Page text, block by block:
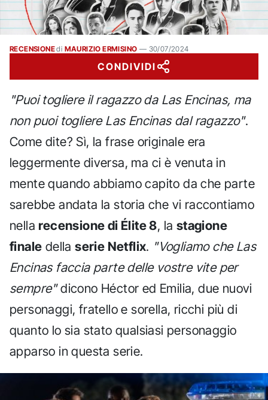
RECENSIONEdi MAURIZIO ERMISINO — 30/07/2024
CONDIVIDI
"Puoi togliere il ragazzo da Las Encinas, ma
non puoi togliere Las Encinas dal ragazzo".
Come dite? Sì, la frase originale era
leggermente diversa, ma ci è venuta in
mente quando abbiamo capito da che parte
sarebbe andata la storia che vi raccontiamo
nella recensione di Élite 8, la stagione
finale dellaserie Netflix. "Vogliamo che Las
Encinas faccia parte delle vostre vite per
sempre"dicono Héctor ed Emilia, due nuovi
personaggi, fratello e sorella, ricchi più di
quanto lo sia stato qualsiasi personaggio
apparso in questa serie.